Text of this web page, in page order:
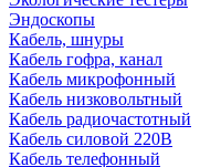
Эндоскопы
Кабель, шнуры
Кабель гофра, канал
Кабель микрофонный
Кабель низковольтный
Кабель радиочастотный
Кабель силовой 220В
Кабель телефонный